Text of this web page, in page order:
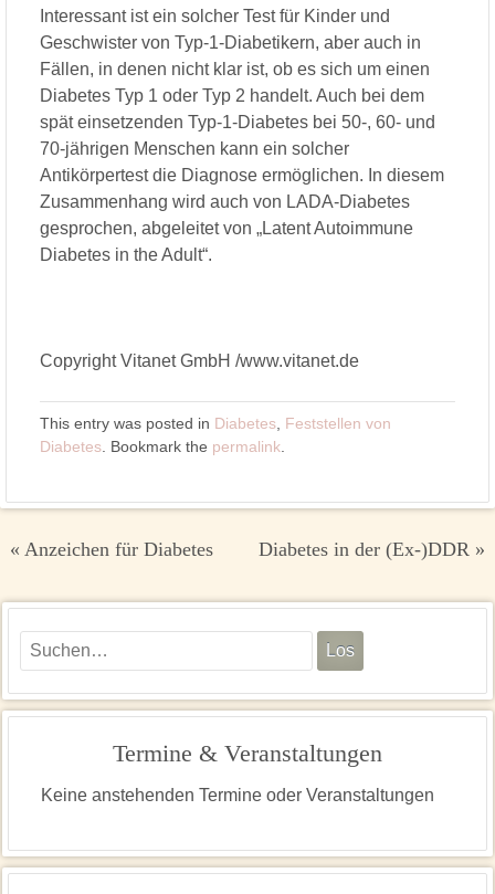
Interessant ist ein solcher Test für Kinder und
Geschwister von Typ-1-Diabetikern, aber auch in
Fällen, in denen nicht klar ist, ob es sich um einen
Diabetes Typ 1 oder Typ 2 handelt. Auch bei dem
spät einsetzenden Typ-1-Diabetes bei 50-, 60- und
70-jährigen Menschen kann ein solcher
Antikörpertest die Diagnose ermöglichen. In diesem
Zusammenhang wird auch von LADA-Diabetes
gesprochen, abgeleitet von „Latent Autoimmune
Diabetes in the Adult“.
Copyright Vitanet GmbH /www.vitanet.de
This entry was posted in Diabetes Feststellen von
Diabetes . Bookmark the permalink
Beitragsnavigation
« Anzeichen für Diabetes Diabetes in der (Ex-)DDR »
Termine & Veranstaltungen
Keine anstehenden Termine oder Veranstaltungen